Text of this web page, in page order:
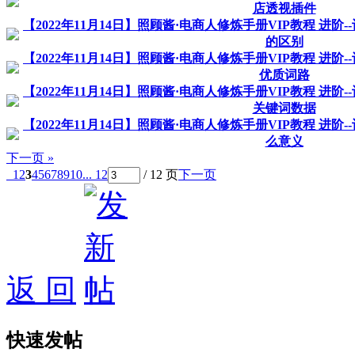
店透视插件
【2022年11月14日】照顾酱·电商人修炼手册VIP教程 进阶
的区别
【2022年11月14日】照顾酱·电商人修炼手册VIP教程 进阶
优质词路
【2022年11月14日】照顾酱·电商人修炼手册VIP教程 进阶
关键词数据
【2022年11月14日】照顾酱·电商人修炼手册VIP教程 进阶
么意义
下一页 »
1 2345678910... 12 / 12 页下一页
返 回
快速发帖